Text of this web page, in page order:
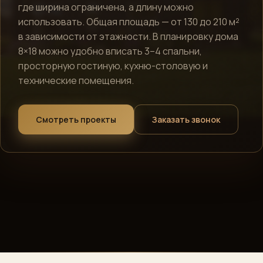
где ширина ограничена, а длину можно
использовать. Общая площадь — от 130 до 210 м²
в зависимости от этажности. В планировку дома
8×18 можно удобно вписать 3–4 спальни,
просторную гостиную, кухню-столовую и
технические помещения.
Смотреть проекты Заказать звонок
Алексей · СкандиЭко Дом
Онлайн · консультирует по проектам, ценам и ипотеке
›
›